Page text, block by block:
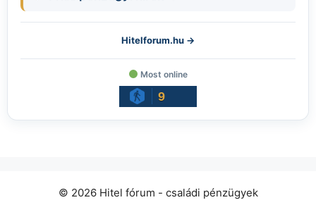
Hitelforum.hu →
Most online
9
© 2026 Hitel fórum - családi pénzügyek